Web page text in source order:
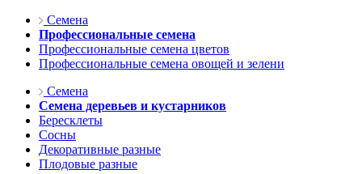
Семена
Профессиональные семена
Профессиональные семена цветов
Профессиональные семена овощей и зелени
Семена
Семена деревьев и кустарников
Бересклеты
Сосны
Декоративные разные
Плодовые разные